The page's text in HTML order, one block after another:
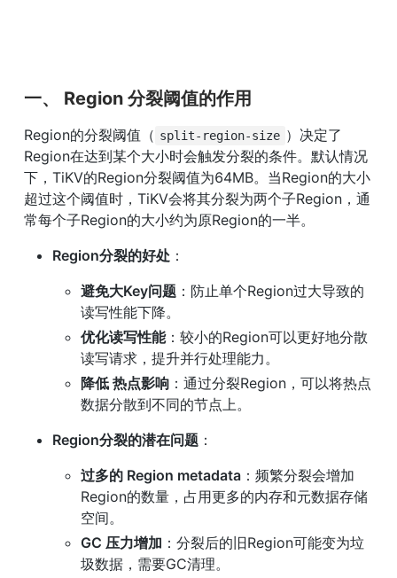
一、 Region 分裂阈值的作用
Region的分裂阈值（ split-region-size ）决定了
Region在达到某个大小时会触发分裂的条件。默认情况
下，TiKV的Region分裂阈值为64MB。当Region的大小
超过这个阈值时，TiKV会将其分裂为两个子Region，通
常每个子Region的大小约为原Region的一半。
Region分裂的好处 ：
避免大Key问题 ：防止单个Region过大导致的
读写性能下降。
优化读写性能：较小的Region可以更好地分散
读写请求，提升并行处理能力。
降低 热点影响 ：通过分裂Region，可以将热点
数据分散到不同的节点上。
Region分裂的潜在问题 ：
过多的 Region metadata ：频繁分裂会增加
Region的数量，占用更多的内存和元数据存储
空间。
GC 压力增加 ：分裂后的旧Region可能变为垃
圾数据，需要GC清理。